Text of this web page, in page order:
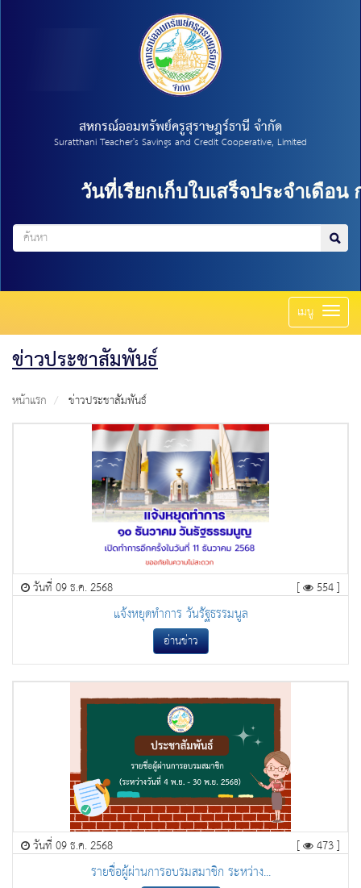
สหกรณ์ออมทรัพย์ครูสุราษฎร์ธานี จำกัด
Suratthani Teacher's Savings and Credit Cooperative, Limited
วันที่เรียกเก็บใบเสร็จประจำเดือน กรกฎ
เมนู Toggle
ข่าวประชาสัมพันธ์
หน้าแรก ข่าวประชาสัมพันธ์
วันที่ 09 ธ.ค. 2568 [ 554 ]
แจ้งหยุดทำการ วันรัฐธรรมนูล
อ่านข่าว
วันที่ 09 ธ.ค. 2568 [ 473 ]
รายชื่อผู้ผ่านการอบรมสมาชิก ระหว่าง...